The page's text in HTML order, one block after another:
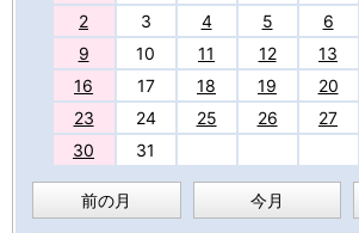
2
3 4 5 6
9
10 11 12 13
16
17 18 19 20
23
24 25 26 27
30
31
前の月 今月